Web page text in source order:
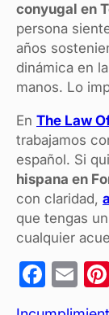
conyugal en
persona
años
dinámica en
manos. Lo
En The Law
trabajamos
español. Si
hispana en
con claridad,
que tengas
cualquier
F
E
m